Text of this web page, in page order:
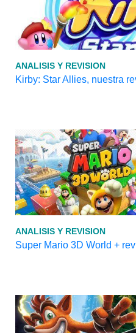
ANALISIS Y REVISION
Kirby: Star Allies, nuestra
ANALISIS Y REVISION
Super Mario 3D World +